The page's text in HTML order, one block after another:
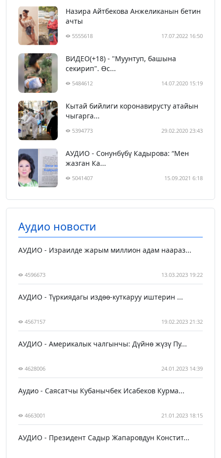
Назира Айтбекова Анжеликанын бетин
ачты
5555618 17.07.2022 16:50
ВИДЕО(+18) - "Муунтуп, башына
секирип". Өс...
5484612 14.07.2020 15:19
Кытай бийлиги коронавирусту атайын
чыгарга...
5394773 29.02.2020 23:43
АУДИО - Сонунбүбү Кадырова: “Мен
жазган Ка...
5041407 15.09.2021 6:18
Аудио новости
АУДИО - Израилде жарым миллион адам наараз...
4596673 13.03.2023 19:22
АУДИО - Түркиядагы издөө-куткаруу иштерин ...
4567157 19.02.2023 21:32
АУДИО - Америкалык чалгынчы: Дүйнө жүзү Пу...
4628006 24.01.2023 14:39
Аудио - Саясатчы Кубанычбек Исабеков Курма...
4663001 21.01.2023 18:15
АУДИО - Президент Садыр Жапаровдун Констит...